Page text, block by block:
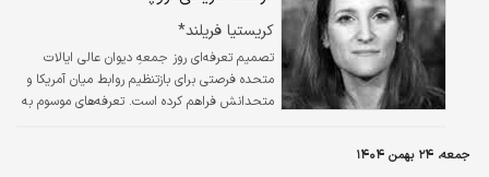
کریستیا فریلند*
تصمیم تعرفه‌ای روز جمعهِ دیوان عالی ایالات
متحده فرصتی برای بازتنظیم روابط میان آمریکا و
متحدانش فراهم کرده است. تعرفه‌های موسوم به
جمعه، ۲۴ بهمن ۱۴۰۴